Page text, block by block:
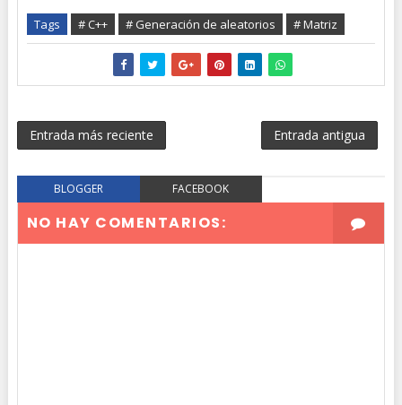
Tags # C++ # Generación de aleatorios # Matriz
Entrada más reciente Entrada antigua
BLOGGER FACEBOOK
NO HAY COMENTARIOS: